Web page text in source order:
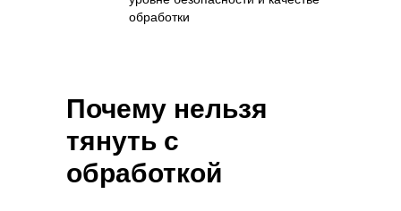
обработки
Почему нельзя
тянуть с
обработкой